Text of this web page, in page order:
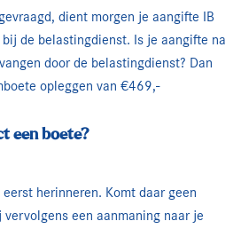
dient morgen je aangifte IB
de belastingdienst. Is je aangifte na
door de belastingdienst? Dan
opleggen van €469,-
een boete?
herinneren. Komt daar geen
een aanmaning naar je